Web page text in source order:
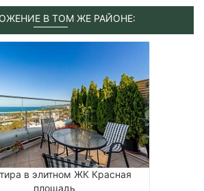
В ТОМ ЖЕ РАЙОНЕ:
в элитном ЖК Красная
площадь